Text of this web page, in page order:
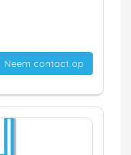
Neem contact op